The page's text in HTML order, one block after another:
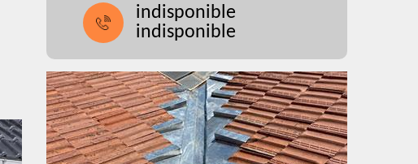
indisponible
indisponible